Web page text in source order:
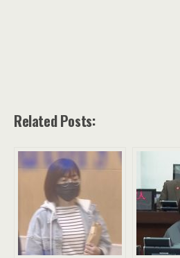
Related Posts: